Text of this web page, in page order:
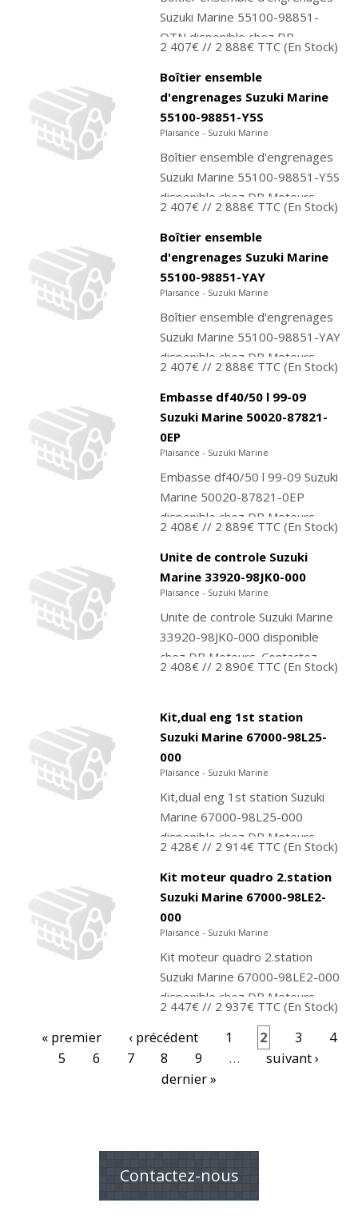
Suzuki Marine 55100-98851-
QTN disponible chez DB
Moteurs. Contactez-nous pour
commander ou achetez
directement sur...
2 407€ // 2 888€ TTC (En Stock)
Boîtier ensemble
d'engrenages Suzuki Marine
55100-98851-Y5S
Plaisance - Suzuki Marine
Boîtier ensemble d'engrenages
Suzuki Marine 55100-98851-Y5S
disponible chez DB Moteurs.
commander ou achetez
directement sur...
2 407€ // 2 888€ TTC (En Stock)
Boîtier ensemble
d'engrenages Suzuki Marine
55100-98851-YAY
Plaisance - Suzuki Marine
Boîtier ensemble d'engrenages
Suzuki Marine 55100-98851-YAY
disponible chez DB Moteurs.
commander ou achetez
directement sur...
2 407€ // 2 888€ TTC (En Stock)
Embasse df40/50 l 99-09
Suzuki Marine 50020-87821-
0EP
Plaisance - Suzuki Marine
Embasse df40/50 l 99-09 Suzuki
Marine 50020-87821-0EP
disponible chez DB Moteurs.
commander ou achetez
directement sur notre...
2 408€ // 2 889€ TTC (En Stock)
Unite de controle Suzuki
Marine 33920-98JK0-000
Plaisance - Suzuki Marine
Unite de controle Suzuki Marine
33920-98JK0-000 disponible
chez DB Moteurs. Contactez-
nous pour commander ou
boutique...
2 408€ // 2 890€ TTC (En Stock)
Kit,dual eng 1st station
Suzuki Marine 67000-98L25-
000
Plaisance - Suzuki Marine
Kit,dual eng 1st station Suzuki
Marine 67000-98L25-000
disponible chez DB Moteurs.
commander ou achetez
directement sur notre...
2 428€ // 2 914€ TTC (En Stock)
Kit moteur quadro 2.station
Suzuki Marine 67000-98LE2-
000
Plaisance - Suzuki Marine
Kit moteur quadro 2.station
Suzuki Marine 67000-98LE2-000
disponible chez DB Moteurs.
commander ou achetez
directement sur notre...
2 447€ // 2 937€ TTC (En Stock)
Pages
« premier ‹ précédent 1 2 3
4
5
6 7 8 9 …
suivant ›
dernier »
Contactez-nous